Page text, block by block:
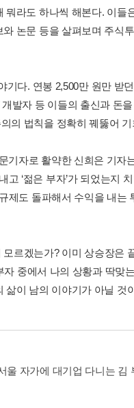
라도 하나씩 해본다. 이들
논문 등을 살펴보며 주식
다. 연봉 2,500만 원만 받
발자 등 이들의 출신과 돈
의 법칙을 정확히 꿰뚫어
기자로 활약한 신희은 기자
‘젊은 부자’가 되었는지
제도 돌파해서 수익을 내는
르겠는가? 이미 상승장은
중에서 나의 상황과 딱맞
삶이 남의 이야기가 아닐 것
자가에 대기업 다니는 김